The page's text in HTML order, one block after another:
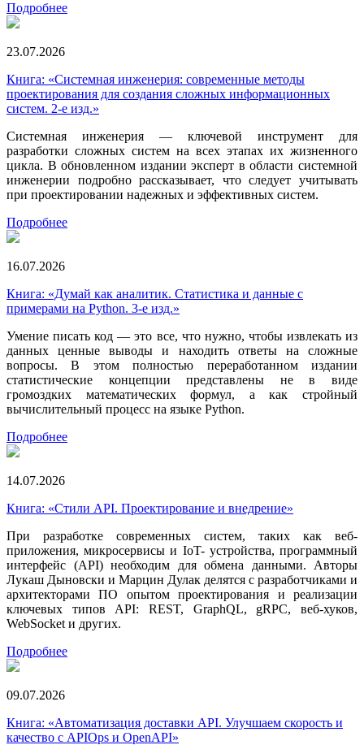
Подробнее
23.07.2026
Книга: «Системная инженерия: современные методы
проектирования для создания сложных информационных
систем. 2-е изд.»
Системная инженерия — ключевой инструмент для
разработки сложных систем на всех этапах их жизненного
цикла. В обновленном издании эксперт в области системной
инженерии подробно рассказывает, что следует учитывать
при проектировании надежных и эффективных систем.
Подробнее
16.07.2026
Книга: «Думай как аналитик. Статистика и данные с
примерами на Python. 3-е изд.»
Умение писать код — это все, что нужно, чтобы извлекать из
данных ценные выводы и находить ответы на сложные
вопросы. В этом полностью переработанном издании
статистические концепции представлены не в виде
громоздких математических формул, а как стройный
вычислительный процесс на языке Python.
Подробнее
14.07.2026
Книга: «Стили API. Проектирование и внедрение»
При разработке современных систем, таких как веб-
приложения, микросервисы и IoT- устройства, программный
интерфейс (API) необходим для обмена данными. Авторы
Лукаш Дыновски и Марцин Дулак делятся с разработчиками и
архитекторами ПО опытом проектирования и реализации
ключевых типов API: REST, GraphQL, gRPC, веб-хуков,
WebSocket и других.
Подробнее
09.07.2026
Книга: «Автоматизация доставки API. Улучшаем скорость и
качество с APIOps и OpenAPI»